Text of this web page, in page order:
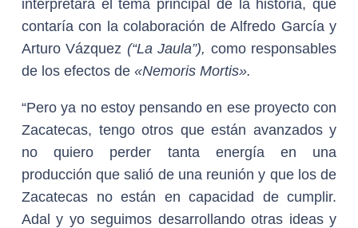
interpretara el tema principal de la historia, que
contaría con la colaboración de Alfredo García y
Arturo Vázquez (“La Jaula”), como responsables
de los efectos de «Nemoris Mortis».
“Pero ya no estoy pensando en ese proyecto con
Zacatecas, tengo otros que están avanzados y
no quiero perder tanta energía en una
producción que salió de una reunión y que los de
Zacatecas no están en capacidad de cumplir.
Adal y yo seguimos desarrollando otras ideas y